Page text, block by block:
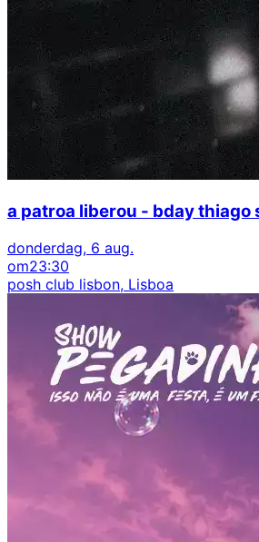
a patroa liberou - bday thiago
donderdag, 6 aug.
om23:30
posh club lisbon, Lisboa